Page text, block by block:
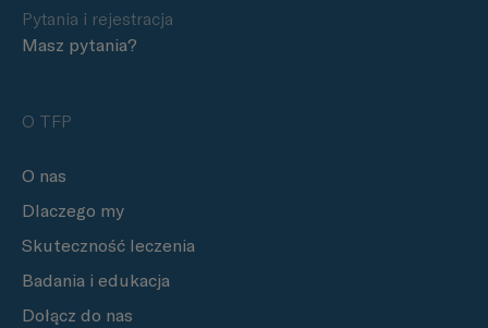
Pytania i rejestracja
Masz pytania?
O TFP
O nas
Dlaczego my
Skuteczność leczenia
Badania i edukacja
Dołącz do nas